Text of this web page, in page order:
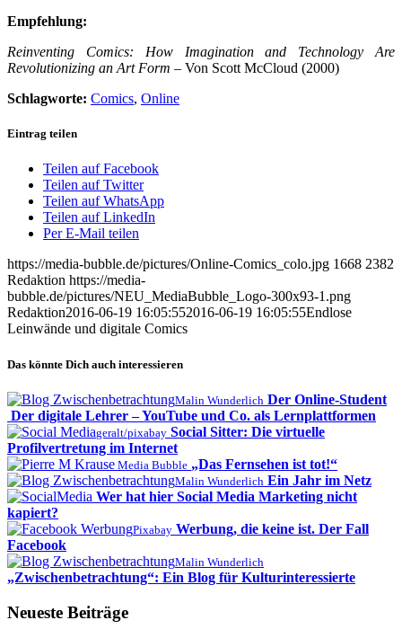
Empfehlung:
Reinventing Comics: How Imagination and Technology Are
Revolutionizing an Art Form – Von Scott McCloud (2000)
Schlagworte: Comics, Online
Eintrag teilen
Teilen auf Facebook
Teilen auf Twitter
Teilen auf WhatsApp
Teilen auf LinkedIn
Per E-Mail teilen
https://media-bubble.de/pictures/Online-Comics_colo.jpg 1668 2382
Redaktion https://media-
bubble.de/pictures/NEU_MediaBubble_Logo-300x93-1.png
Redaktion2016-06-19 16:05:552016-06-19 16:05:55Endlose
Leinwände und digitale Comics
Das könnte Dich auch interessieren
Malin Wunderlich Der Online-Student
Der digitale Lehrer – YouTube und Co. als Lernplattformen
geralt/pixabay Social Sitter: Die virtuelle
Profilvertretung im Internet
Media Bubble „Das Fernsehen ist tot!“
Malin Wunderlich Ein Jahr im Netz
Wer hat hier Social Media Marketing nicht
kapiert?
Pixabay Werbung, die keine ist. Der Fall
Facebook
Malin Wunderlich
„Zwischenbetrachtung“: Ein Blog für Kulturinteressierte
Neueste Beiträge